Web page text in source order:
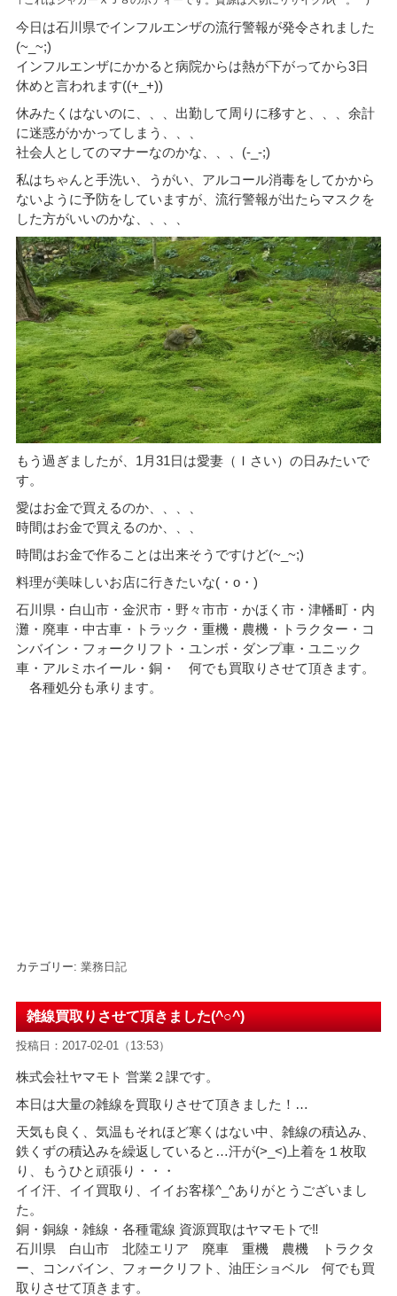
今日は石川県でインフルエンザの流行警報が発令されました
(~_~;)
インフルエンザにかかると病院からは熱が下がってから3日
休めと言われます((+_+))
休みたくはないのに、、、出勤して周りに移すと、、、余計
に迷惑がかかってしまう、、、
社会人としてのマナーなのかな、、、(-_-;)
私はちゃんと手洗い、うがい、アルコール消毒をしてかから
ないように予防をしていますが、流行警報が出たらマスクを
した方がいいのかな、、、、
もう過ぎましたが、1月31日は愛妻（Ｉさい）の日みたいで
す。
愛はお金で買えるのか、、、、
時間はお金で買えるのか、、、
時間はお金で作ることは出来そうですけど(~_~;)
料理が美味しいお店に行きたいな(・o・)
石川県・白山市・金沢市・野々市市・かほく市・津幡町・内
灘・廃車・中古車・トラック・重機・農機・トラクター・コ
ンバイン・フォークリフト・ユンボ・ダンプ車・ユニック
車・アルミホイール・銅・ 何でも買取りさせて頂きます。
各種処分も承ります。
カテゴリー: 業務日記
雑線買取りさせて頂きました(^○^)
投稿日：2017-02-01（13:53）
株式会社ヤマモト 営業２課です。
本日は大量の雑線を買取りさせて頂きました！ …
天気も良く、気温もそれほど寒くはない中、雑線の積込み、
鉄くずの積込みを繰返していると…汗が(>_<)上着を１枚取
り、もうひと頑張り・・・
イイ汗、イイ買取り、イイお客様^_^ありがとうございまし
た。
銅・銅線・雑線・各種電線 資源買取はヤマモトで‼︎
石川県 白山市 北陸エリア 廃車 重機 農機 トラクタ
ー、コンバイン、フォークリフト、油圧ショベル 何でも買
取りさせて頂きます。